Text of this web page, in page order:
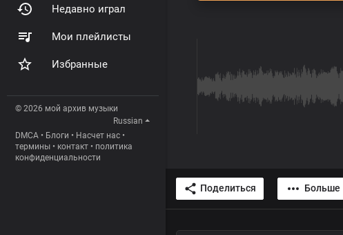
Недавно играл
Мои плейлисты
Избранные
© 2026 мой архив музыки
Russian
DMCA • Блоги • Насчет нас •
термины • контакт • политика
конфиденциальности
Поделиться Больше